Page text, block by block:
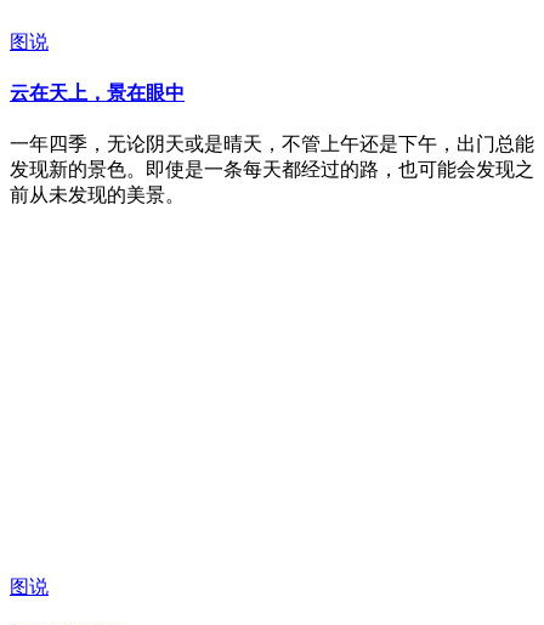
图说
云在天上，景在眼中
一年四季，无论阴天或是晴天，不管上午还是下午，出门总能
发现新的景色。即使是一条每天都经过的路，也可能会发现之
前从未发现的美景。
图说